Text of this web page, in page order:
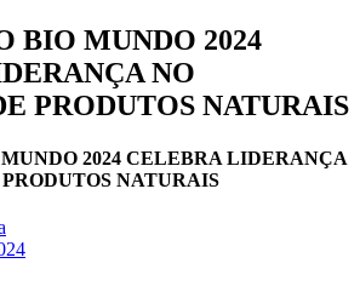
BIO MUNDO 2024
NO
PRODUTOS NATURAIS
2024 CELEBRA LIDERANÇA
NATURAIS